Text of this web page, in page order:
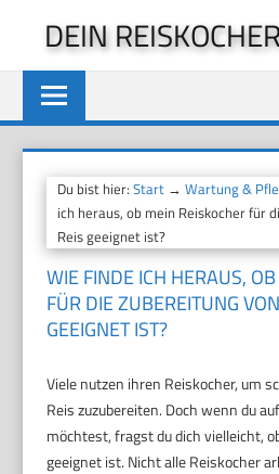
springen
DEIN
Du bist hier:Start →Wartung &
ich heraus, ob mein Reiskocher für
Reis geeignet ist?
WIE FINDE ICH HERAUS,
FÜR DIE ZUBEREITUNG
GEEIGNET IST?
Viele nutzen ihren Reiskocher, um
Reis zuzubereiten. Doch wenn du
möchtest, fragst du dich vielleicht,
geeignet ist. Nicht alle Reiskocher